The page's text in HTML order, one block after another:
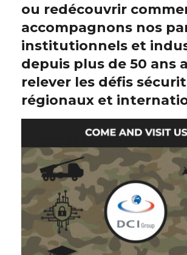
ou redécouvrir
accompagnons nos
institutionnels et
depuis plus de 50 ans
relever les défis
régionaux et